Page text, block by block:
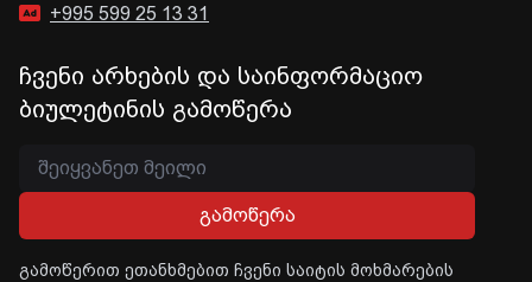
+995 599 25 13 31
ჩვენი არხების და საინფორმაციო
ბიულეტინის გამოწერა
გამოწერა
გამოწერით ეთანხმებით ჩვენი საიტის მოხმარების